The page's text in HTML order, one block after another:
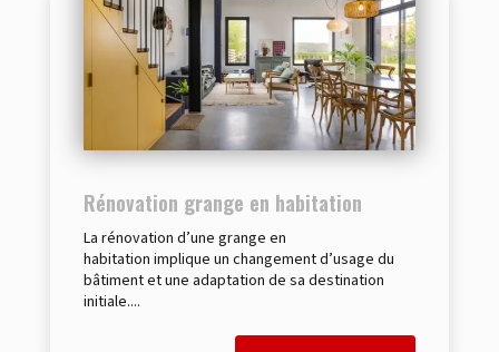
Rénovation grange en habitation
La rénovation d’une grange en
habitation implique un changement d’usage du
bâtiment et une adaptation de sa destination
initiale....